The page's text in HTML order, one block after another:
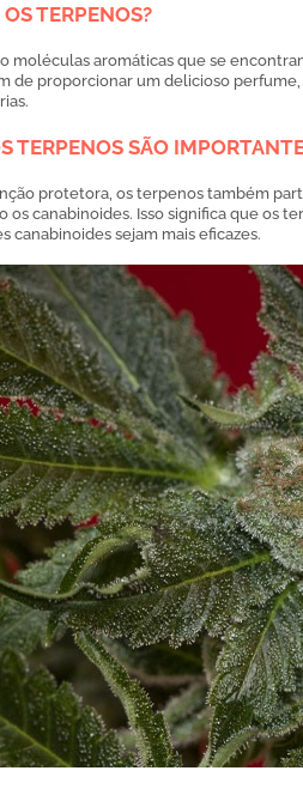
TERPENOS?
moléculas aromáticas que se
de proporcionar um delicioso
TERPENOS SÃO
protetora, os terpenos também
os canabinoides. Isso significa que os
canabinoides sejam mais eficazes.